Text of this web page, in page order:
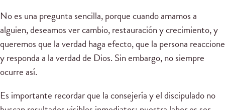
No es una pregunta sencilla, porque cuando amamos a
alguien, deseamos ver cambio, restauración y crecimiento, y
queremos que la verdad haga efecto, que la persona reaccione
y responda a la verdad de Dios. Sin embargo, no siempre
ocurre así.
Es importante recordar que la consejería y el discipulado no